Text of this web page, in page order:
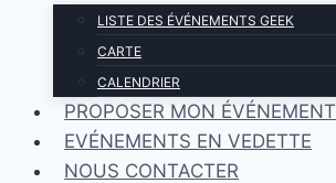
LISTE DES ÉVÉNEMENTS GEEK
CARTE
CALENDRIER
PROPOSER MON ÉVÉNEMENT
EVÉNEMENTS EN VEDETTE
NOUS CONTACTER